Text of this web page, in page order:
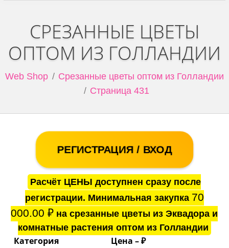
СРЕЗАННЫЕ ЦВЕТЫ
ОПТОМ ИЗ ГОЛЛАНДИИ
Web Shop
Срезанные цветы оптом из Голландии
Страница 431
РЕГИСТРАЦИЯ / ВХОД
Расчёт ЦЕНЫ доступнен сразу после
регистрации. Минимальная закупка 70
000.00₽ на срезанные цветы из Эквадора и
комнатные растения оптом из Голландии
Категория Цена – ₽